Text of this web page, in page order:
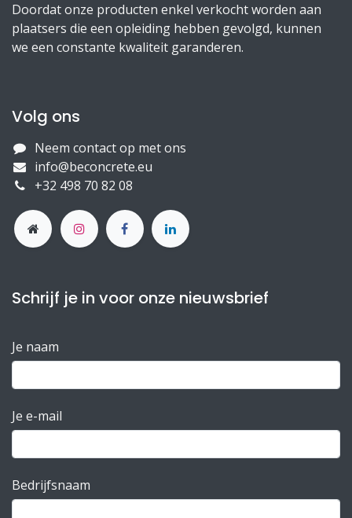
Doordat onze producten enkel verkocht worden aan
plaatsers die een opleiding hebben gevolgd, kunnen
we een constante kwaliteit garanderen.
Volg ons
Neem contact op met ons
info@beconcrete.eu
+32 498 70 82 08
Schrijf je in voor onze nieuwsbrief
Je naam
Je e-mail
Bedrijfsnaam